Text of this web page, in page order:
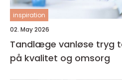
inspiration
02. May 2026
Tandlæge vanløse tryg tandpleje med fokus
på kvalitet og omsorg